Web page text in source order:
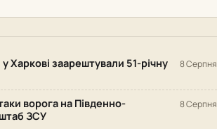
Харкові заарештували 51-річну
8 Серпня
ворога на Південно-
ЗСУ
8 Серпня